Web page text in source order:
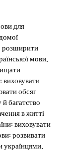
для
розширити
мови,
виховувати
обсяг
багатство
в житті
виховувати
розвивати
українцями,